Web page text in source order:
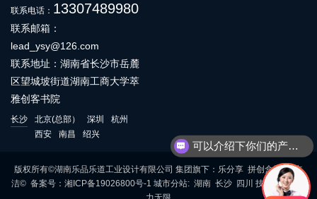
联系电话： 13307489980
联系邮箱：
lead_ysy@126.com
联系地址：湖南省长沙市岳麓
区望城坡街道湖南工商大学萃
雅创客书院
长沙 北京(总部） 深圳
杭州
西安
南昌 绍兴
版权所有©湖南乐品乐道工业设计有限公司 集团旗下：乐分享 拼创盒子 白立
洁© 备案号： 湘ICP备19026800号-1 城市分站: 湖南 长沙 四川 技术支持：
可以介绍下你们的产品么